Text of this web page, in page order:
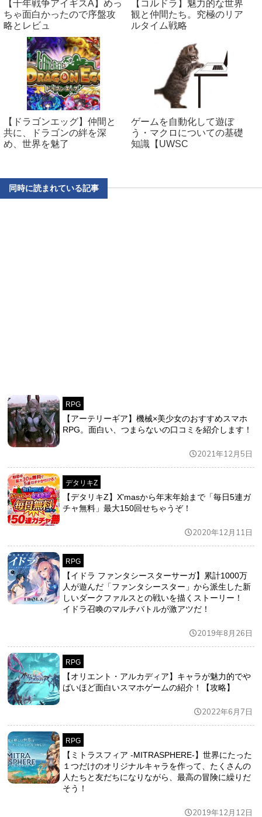
【千年戦争アイギスA】めっ
ちゃ面白かったので序盤攻
略とレビュ
【コルドラ】魅力的な世界
観と仲間たち。究極のリア
ルタイム戦略
【ドラゴンエッグ】仲間と
共に、ドラゴンの絆を深
め、世界を魅了
ゲームを自動化して遊ぼ
う・マクロについての基礎
知識【UWSC
同時に読まれている記事
RPG
【アーテリーギア】機械×美少女のおすすめスマホ
RPG。面白い、つまらないの口コミを紹介します！
2021年12月5日
デタリキZ
【デタリキZ】X'masから年末年始まで「毎日5連ガ
チャ無料」最大150回せちゃうぞ！
2020年12月11日
RPG
【イドラ ファンタシースターサーガ】累計1000万
人が遊んだ「ファンタシースター」から派生した新
しいダークファルスとの戦いを描くストーリー！
イドラ召喚のマルチバトルが激アツだ！
2019年8月26日
RPG
【オリエント・アルカディア】キャラが魅力的でや
ばいほど面白いスマホゲームの紹介！【攻略】
2022年6月7日
RPG
【ミトラスフィア -MITRASPHERE-】世界にたった
１つだけのオリジナルキャラを作って、たくさんの
人たちと友だちになりながら、最高の冒険に繰りだ
そう！
2019年12月12日